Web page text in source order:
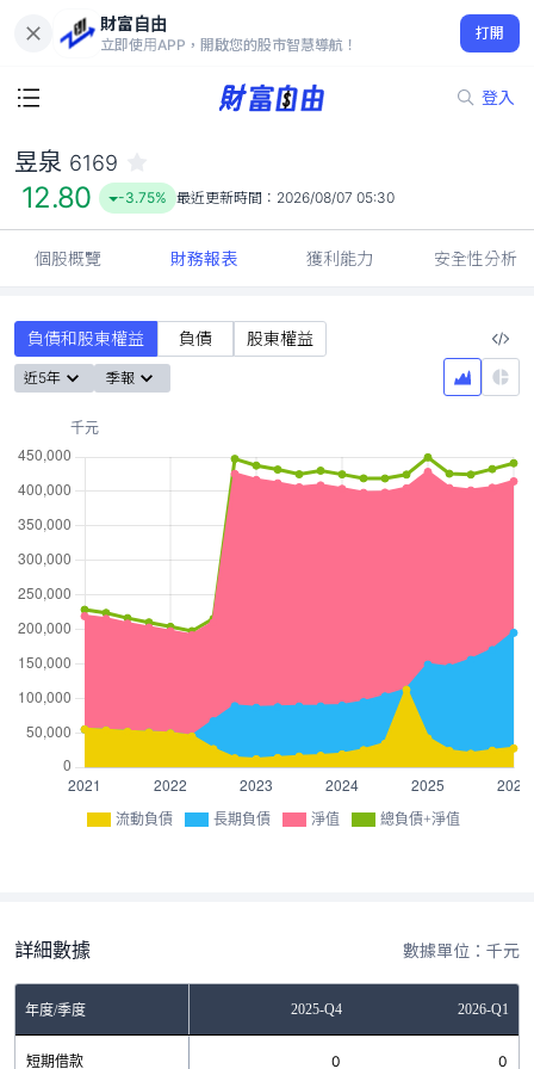
財富自由
立即使用APP，開啟您的股市智慧導航！
打開
登入
12.80
-3.75%
昱泉 6169
12.80 -3.75% 最近更新時間： 2026/08/07 05:30
個股概覽 財務報表 獲利能力 安全性分析
負債和股東權益 負債 股東權益
近5年 季報
流動負債 長期負債 淨值 總負債+淨值
詳細數據 數據單位：千元
年度/季度 2025-Q4 2026-Q1
短期借款 0 0